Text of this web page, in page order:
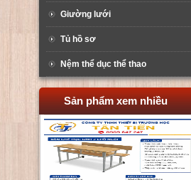
Giường lưới
Tủ hồ sơ
Nệm thể dục thể thao
Sản phẩm xem nhiều